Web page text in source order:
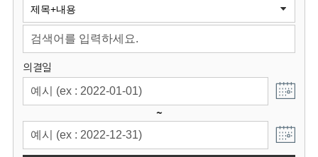
회
의결일
~